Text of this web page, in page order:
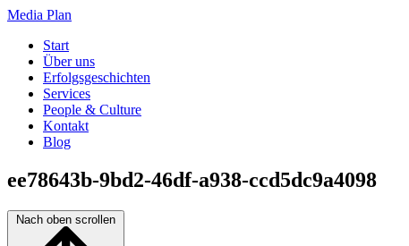
Media Plan
Start
Über uns
Erfolgsgeschichten
Services
People & Culture
Kontakt
Blog
ee78643b-9bd2-46df-a938-ccd5dc9a4098
Nach oben scrollen